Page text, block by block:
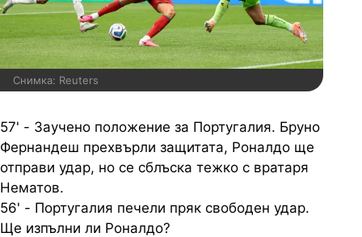
Снимка: Reuters
57' - Заучено положение за Португалия. Бруно
Фернандеш прехвърли защитата, Роналдо ще
отправи удар, но се сблъска тежко с вратаря
Нематов.
56' - Португалия печели пряк свободен удар.
Ще изпълни ли Роналдо?